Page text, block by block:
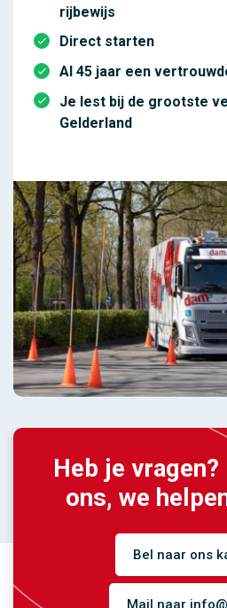
rijbewijs
Direct starten
Al 45 jaar een
Je lest bij de grootste
Gelderland
Heb je
ons, we
Bel naar ons
Mail naar